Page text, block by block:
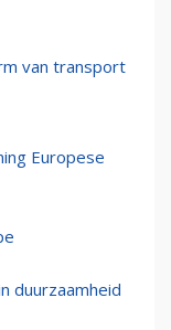
van transport
Europese
duurzaamheid